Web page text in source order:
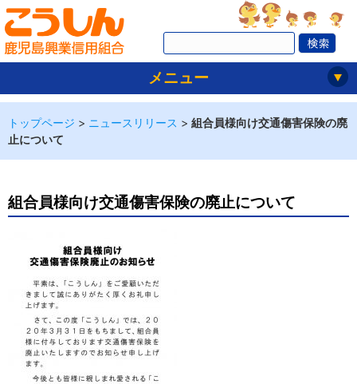
メニュー
トップページ > ニュースリリース > 組合員様向け交通傷害保険の廃
止について
組合員様向け交通傷害保険の廃止について